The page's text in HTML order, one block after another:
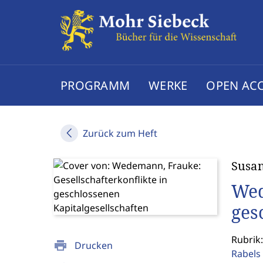
PROGRAMM WERKE OPEN
Zurück zum Heft
print Drucken